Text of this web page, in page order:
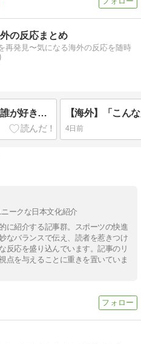
の反応まとめ
再発見〜気になる海外の反応を随時
【海外の反応】「日本人なら誰が好き？」外国人が選んだ人物が予想外すぎたｗ
4日前
ークな日本文化紹介
に紹介する記事群。スポーツの快進
なバランスで伝え、読者を惹きつけ
反応を盛り込んでいます。記事のリ
点を与えることに重きを置いていま